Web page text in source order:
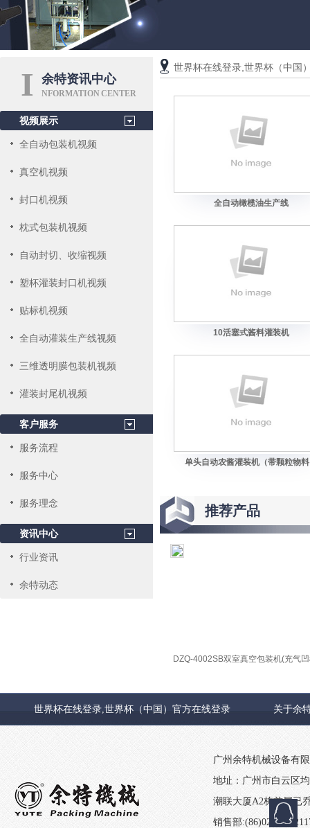
I 余特资讯中心
NFORMATION CENTER
视频展示
全自动包装机视频
真空机视频
封口机视频
枕式包装机视频
自动封切、收缩视频
塑杯灌装封口机视频
贴标机视频
全自动灌装生产线视频
三维透明膜包装机视频
灌装封尾机视频
客户服务
服务流程
服务中心
服务理念
资讯中心
行业资讯
余特动态
世界杯在线登录,世界杯（中国
全自动橄榄油生产线
10活塞式酱料灌装机
单头自动农酱灌装机（带颗粒物
推荐产品
DZQ-4002SB双室真空包装机(充气
世界杯在线登录,世界杯（中国）官方在线登录 关于余
广州余特机械设备有
地址：广州市白云区
潮联大厦A2栋首层已
销售部:(86)020-